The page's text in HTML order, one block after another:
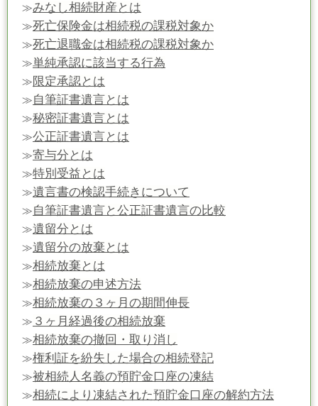
≫みなし相続財産とは
≫死亡保険金は相続税の課税対象か
≫死亡退職金は相続税の課税対象か
≫単純承認に該当する行為
≫限定承認とは
≫自筆証書遺言とは
≫秘密証書遺言とは
≫公正証書遺言とは
≫寄与分とは
≫特別受益とは
≫遺言書の検認手続きについて
≫自筆証書遺言と公正証書遺言の比較
≫遺留分とは
≫遺留分の放棄とは
≫相続放棄とは
≫相続放棄の申述方法
≫相続放棄の３ヶ月の期間伸長
≫ ３ヶ月経過後の相続放棄
≫相続放棄の撤回・取り消し
≫権利証を紛失した場合の相続登記
≫被相続人名義の預貯金口座の凍結
≫相続により凍結された預貯金口座の解約方法